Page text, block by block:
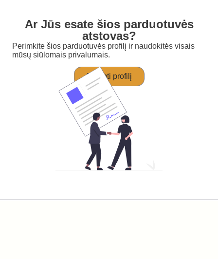
Ar Jūs esate šios parduotuvės
atstovas?
Perimkite šios parduotuvės profilį ir naudokitės visais
mūsų siūlomais privalumais.
Perimti profilį